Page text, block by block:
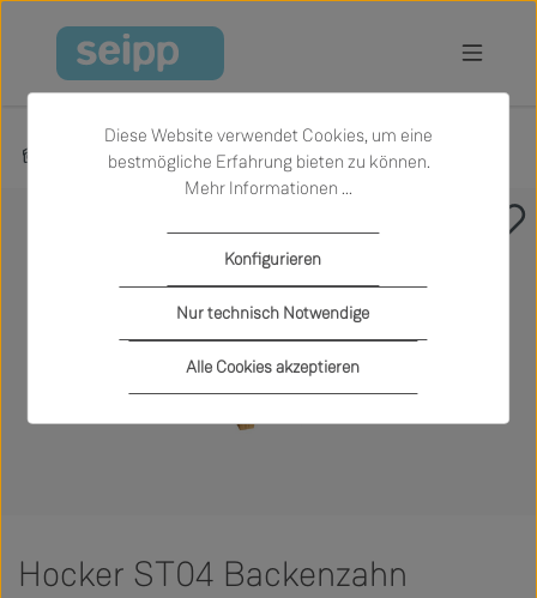
Zum Hauptinhalt springen
Produkte Wohnen Hocker
Hocker ST04 Backenzahn
Diese Website verwendet Cookies, um eine
bestmögliche Erfahrung bieten zu können.
Mehr Informationen ...
Nur technisch Notwendige
Konfigurieren
Alle Cookies akzeptieren